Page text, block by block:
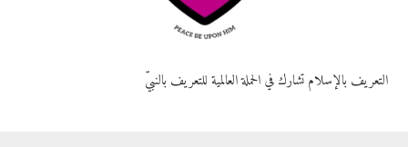
التعريف بالإسلام تشارك في الحملة العالمية للتعريف بالنبيّ